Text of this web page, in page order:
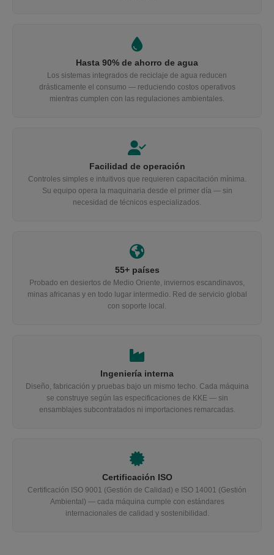
Hasta 90% de ahorro de agua
Los sistemas integrados de reciclaje de agua reducen
drásticamente el consumo — reduciendo costos operativos
mientras cumplen con las regulaciones ambientales.
Facilidad de operación
Controles simples e intuitivos que requieren capacitación mínima.
Su equipo opera la maquinaria desde el primer día — sin
necesidad de técnicos especializados.
55+ países
Probado en desiertos de Medio Oriente, inviernos escandinavos,
minas africanas y en todo lugar intermedio. Red de servicio global
con soporte local.
Ingeniería interna
Diseño, fabricación y pruebas bajo un mismo techo. Cada máquina
se construye según las especificaciones de KKE — sin
ensamblajes subcontratados ni importaciones remarcadas.
Certificación ISO
Certificación ISO 9001 (Gestión de Calidad) e ISO 14001 (Gestión
Ambiental) — cada máquina cumple con estándares
internacionales de calidad y sostenibilidad.